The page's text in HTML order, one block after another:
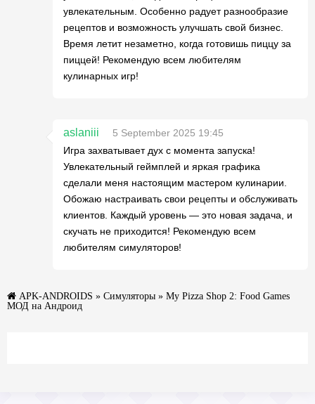
увлекательным. Особенно радует разнообразие
рецептов и возможность улучшать свой бизнес.
Время летит незаметно, когда готовишь пиццу за
пиццей! Рекомендую всем любителям
кулинарных игр!
aslaniii
5 September 2025 19:45
Игра захватывает дух с момента запуска!
Увлекательный геймплей и яркая графика
сделали меня настоящим мастером кулинарии.
Обожаю настраивать свои рецепты и обслуживать
клиентов. Каждый уровень — это новая задача, и
скучать не приходится! Рекомендую всем
любителям симуляторов!
APK-ANDROIDS » Симуляторы » My Pizza Shop 2: Food Games
МОД на Андроид